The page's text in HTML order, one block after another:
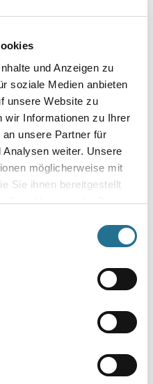
und Anzeigen zu
soziale Medien anbieten
unsere Website zu
wir Informationen zu Ihrer
unsere Partner für
weiter. Unsere
möglicherweise mit
Sie ihnen bereitgestellt
Ihrer Nutzung der Dienste